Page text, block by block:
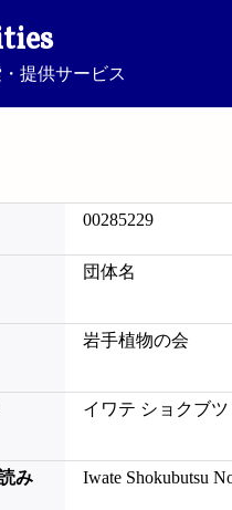
提供サービス
00285229
団体名
岩手植物の会
イワテ ショクブ
み Iwate Shokubutsu